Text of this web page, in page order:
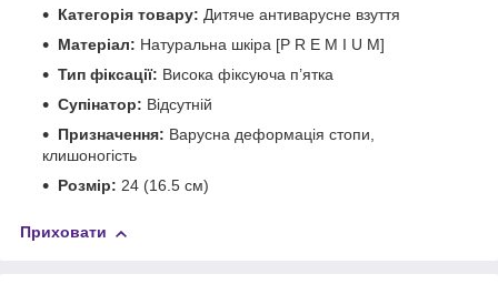
Категорія товару: Дитяче антиварусне взуття
Матеріал: Натуральна шкіра [P R E M I U M]
Тип фіксації: Висока фіксуюча п’ятка
Супінатор: Відсутній
Призначення: Варусна деформація стопи,
клишоногість
Розмір: 24 (16.5 см)
Приховати